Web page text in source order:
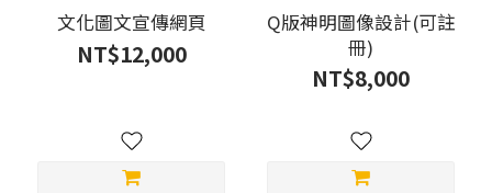
文化圖文宣傳網頁
NT$12,000
Q版神明圖像設計(可註
冊)
NT$8,000